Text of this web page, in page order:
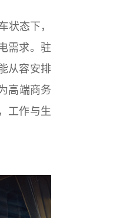
状态下，
需求。驻
从容安排
高端商务
工作与生